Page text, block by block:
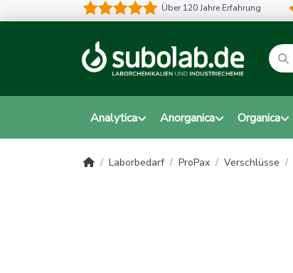
Über 120 Jahre Erfahrung
Analytica Anorganica Organica
Laborbedarf ProPax Verschlüsse